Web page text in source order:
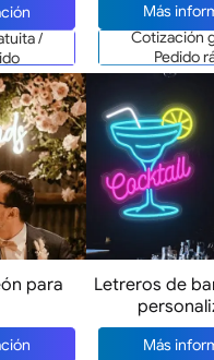
/
Más
Cotización
Pedido
para
Letreros de
Más